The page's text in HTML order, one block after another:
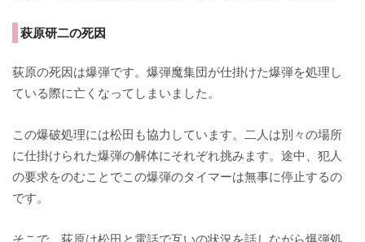
萩原研二の死因
荻原の死因は爆弾です。爆弾魔集団が仕掛けた爆弾を処理し
ている際に亡くなってしまいました。
この爆破処理には松田も協力しています。二人は別々の場所
に仕掛けられた爆弾の解体にそれぞれ挑みます。途中、犯人
の要求をのむことでこの爆弾のタイマーは無事に停止するの
です。
そこで、荻原は松田と電話で互いの状況を話しながら爆弾処